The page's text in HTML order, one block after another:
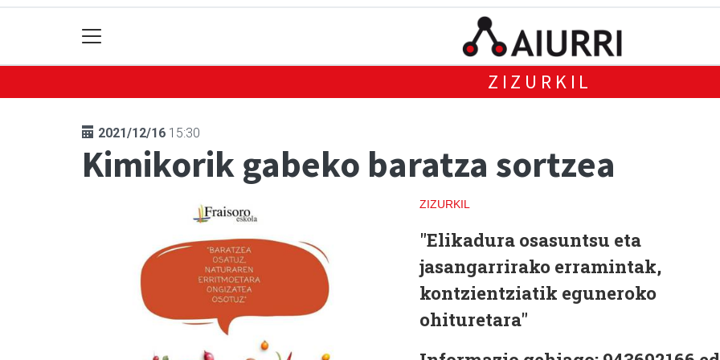
ZIZURKIL
2021/12/16 15:30
Kimikorik gabeko baratza sortzea
ZIZURKIL
"Elikadura osasuntsu eta
jasangarrirako erramintak,
kontzientziatik eguneroko
ohituretara"